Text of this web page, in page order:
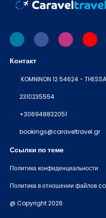
Контакт
KOMNINON 12 54624 -
2310235554
+306948832051
bookings@caraveltravel.gr
Ссылки по теме
Политика конфиденциальности
Политика в отношении файлов
@ Copyright 2026